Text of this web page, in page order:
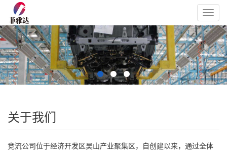
关于我们
竞流公司位于经济开发区吴山产业聚集区，自创建以来，通过全体